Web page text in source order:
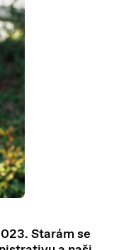
Starám se